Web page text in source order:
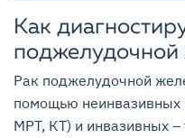
Как
поджелудочной
Рак поджелудочной
помощью неинвазивных
МРТ, КТ) и инвазивных –